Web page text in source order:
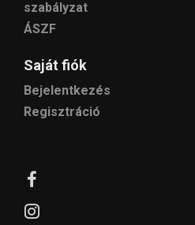
szabályzat
ÁSZF
Saját fiók
Bejelentkezés
Regisztráció